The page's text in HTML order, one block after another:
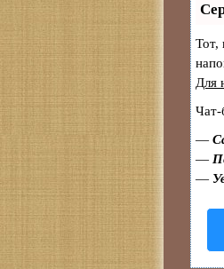
Тот,
Для
Чат-
—
—
—